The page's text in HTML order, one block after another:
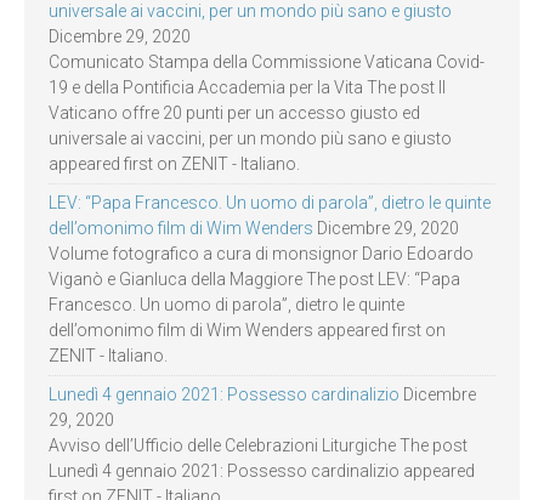
universale ai vaccini, per un mondo più sano e giusto
Dicembre 29, 2020
Comunicato Stampa della Commissione Vaticana Covid-
19 e della Pontificia Accademia per la Vita The post Il
Vaticano offre 20 punti per un accesso giusto ed
universale ai vaccini, per un mondo più sano e giusto
appeared first on ZENIT - Italiano.
LEV: “Papa Francesco. Un uomo di parola”, dietro le quinte
dell’omonimo film di Wim Wenders Dicembre 29, 2020
Volume fotografico a cura di monsignor Dario Edoardo
Viganò e Gianluca della Maggiore The post LEV: “Papa
Francesco. Un uomo di parola”, dietro le quinte
dell’omonimo film di Wim Wenders appeared first on
ZENIT - Italiano.
Lunedì 4 gennaio 2021: Possesso cardinalizio Dicembre
29, 2020
Avviso dell’Ufficio delle Celebrazioni Liturgiche The post
Lunedì 4 gennaio 2021: Possesso cardinalizio appeared